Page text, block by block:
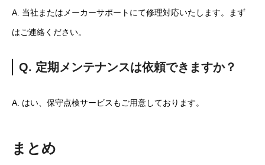
A. 当社またはメーカーサポートにて修理対応いたします。まず
はご連絡ください。
Q. 定期メンテナンスは依頼できますか？
A. はい、保守点検サービスもご用意しております。
まとめ